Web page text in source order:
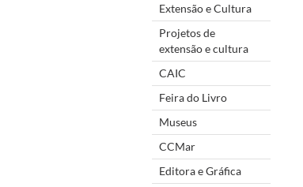
Extensão e Cultura
Projetos de
extensão e cultura
CAIC
Feira do Livro
Museus
CCMar
Editora e Gráfica